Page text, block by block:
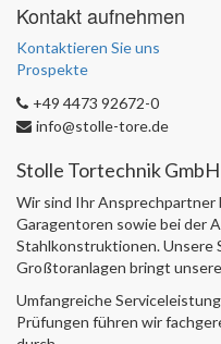
Kontakt aufnehmen
Kontaktieren Sie uns
Prospekte
+49 4473 92672-0
info@stolle-tore.de
Stolle Tortechnik GmbH
Wir sind Ihr
Garagentoren sowie bei der
Stahlkonstruktionen. Unsere
Großtoranlagen bringt
Umfangreiche
Prüfungen führen wir